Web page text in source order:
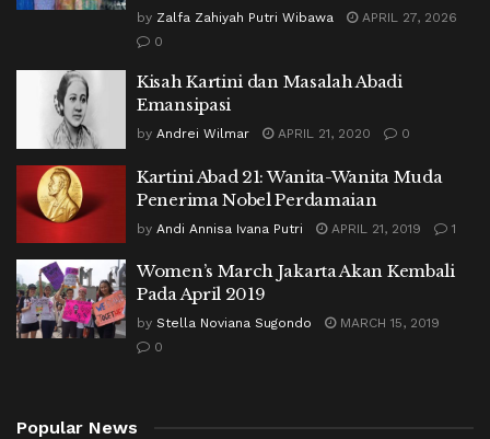
by Zalfa Zahiyah Putri Wibawa
APRIL 27, 2026
0
Kisah Kartini dan Masalah Abadi
Emansipasi
by Andrei Wilmar APRIL 21, 2020 0
Kartini Abad 21: Wanita-Wanita Muda
Penerima Nobel Perdamaian
by Andi Annisa Ivana Putri APRIL 21, 2019 1
Women’s March Jakarta Akan Kembali
Pada April 2019
by Stella Noviana Sugondo
MARCH 15, 2019
0
Popular News